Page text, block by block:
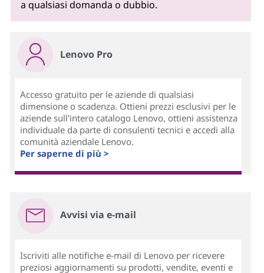
a qualsiasi domanda o dubbio.
Lenovo Pro
Accesso gratuito per le aziende di qualsiasi
dimensione o scadenza. Ottieni prezzi esclusivi per le
aziende sull'intero catalogo Lenovo, ottieni assistenza
individuale da parte di consulenti tecnici e accedi alla
comunità aziendale Lenovo.
Per saperne di più >
Avvisi via e-mail
Iscriviti alle notifiche e-mail di Lenovo per ricevere
preziosi aggiornamenti su prodotti, vendite, eventi e